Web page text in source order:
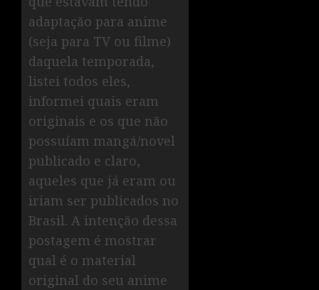
adaptação para anime
(seja para TV ou filme)
daquela temporada,
listei todos eles,
informei quais eram
originais e os que não
possuíam mangá/novel
publicado e claro,
aqueles que já eram ou
iriam ser publicados no
Brasil. A intenção dessa
postagem é mostrar
qual é o material
original do seu anime